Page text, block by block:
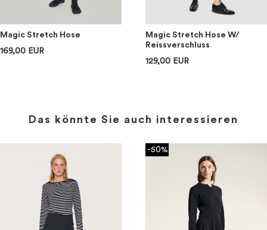
Magic Stretch Hose
169,00 EUR
Magic Stretch Hose W/
Reissverschluss
129,00 EUR
Das könnte Sie auch interessieren
-50%